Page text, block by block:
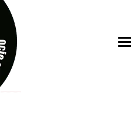
LA KATARSIS DEL TOMATAZO
JUDÍAS EN #EXVITA
[BITÁCORA 3.0] EN EXVITA
EN EXVITA [RELATIVA
INTERPRETANDO A SERRAT